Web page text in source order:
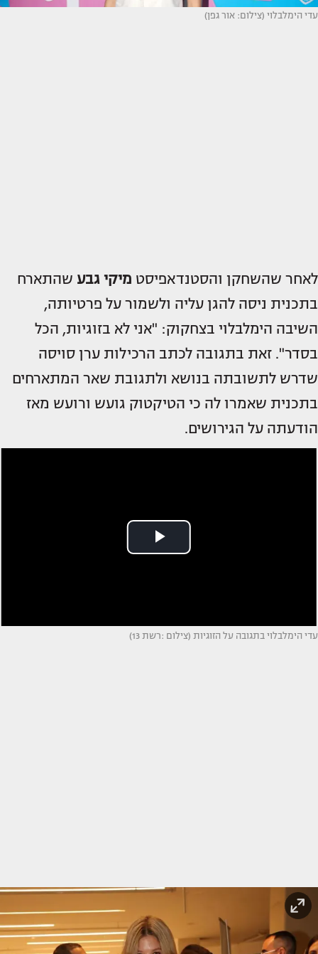
עדי הימלבלוי (צילום: אור גפן)
לאחר שהשחקן והסטנדאפיסט מיקי גבע שהתארח
בתכנית ניסה להגן עליה ולשמור על פרטיותה,
השיבה הימלבלוי בצחקוק: "אני לא בזוגיות, הכל
בסדר". זאת בתגובה לכתב הרכילות ערן סויסה
שדרש לתשובתה בנושא ולתגובת שאר המתארחים
בתכנית שאמרו לה כי הטיקטוק גועש ורועש מאז
הודעתה על הגירושים.
עדי הימלבלוי בתגובה על הזוגיות (צילום :רשת 13)